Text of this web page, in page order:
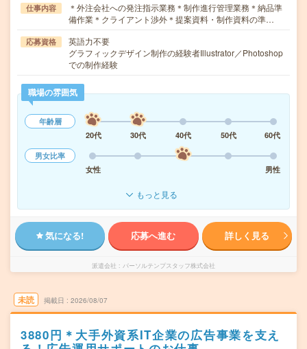
仕事内容
＊外注会社への発注指示業務＊制作進行管理業務＊納品準
備作業＊クライアント渉外＊提案資料・制作資料の準…
応募資格
英語力不要
グラフィックデザイン制作の経験者Illustrator／Photoshop
での制作経験
職場の雰囲気
年齢層
20代
30代 40代 50代
60代
男女比率
女性
男性
もっと見る
気になる! 応募へ進む 詳しく見る
派遣会社 パーソルテンプスタッフ株式会社
未読 掲載日 2026/08/07
3880円＊大手外資系IT企業の広告事業を支え